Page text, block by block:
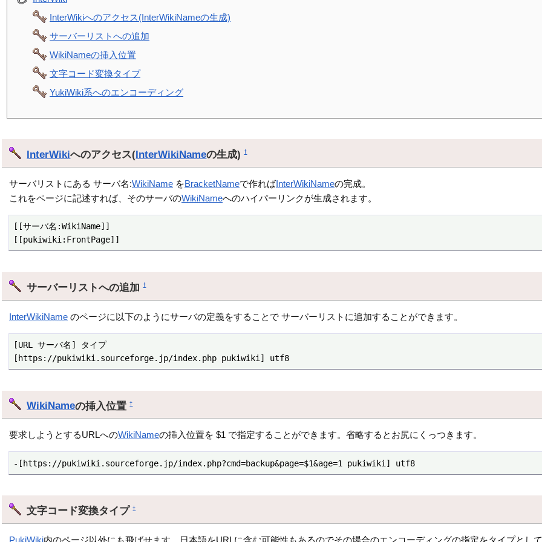
InterWikiへのアクセス(InterWikiNameの生成)
サーバーリストへの追加
WikiNameの挿入位置
文字コード変換タイプ
YukiWiki系へのエンコーディング
InterWikiへのアクセス(InterWikiNameの生成)†
サーバリストにある サーバ名:WikiName をBracketNameで作ればInterWikiNameの完成。
これをページに記述すれば、そのサーバのWikiNameへのハイパーリンクが生成されます。
[[サーバ名:WikiName]]
[[pukiwiki:FrontPage]]
サーバーリストへの追加†
InterWikiName のページに以下のようにサーバの定義をすることで サーバーリストに追加することができます。
[URL サーバ名] タイプ
[https://pukiwiki.sourceforge.jp/index.php pukiwiki] utf8
WikiNameの挿入位置†
要求しようとするURLへのWikiNameの挿入位置を $1 で指定することができます。省略するとお尻にくっつきます。
-[https://pukiwiki.sourceforge.jp/index.php?cmd=backup&page=$1&age=1 pukiwiki] utf8
文字コード変換タイプ†
PukiWiki内のページ以外にも飛ばせます。日本語をURLに含む可能性もあるのでその場合のエンコーディングの指定をタイプとして